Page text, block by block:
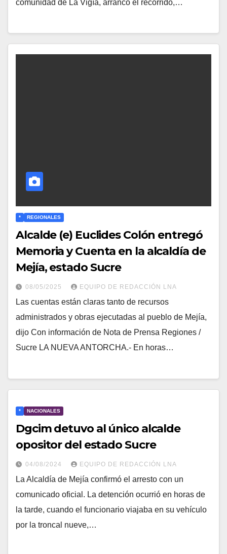
comunidad de La Vigía, arrancó el recorrido,…
* REGIONALES
Alcalde (e) Euclides Colón entregó
Memoria y Cuenta en la alcaldía de
Mejía, estado Sucre
08/05/2025 EQUIPO DE REDACCIÓN LNA
Las cuentas están claras tanto de recursos
administrados y obras ejecutadas al pueblo de Mejía,
dijo Con información de Nota de Prensa Regiones /
Sucre LA NUEVA ANTORCHA.- En horas…
* NACIONALES
Dgcim detuvo al único alcalde
opositor del estado Sucre
04/08/2024 EQUIPO DE REDACCIÓN LNA
La Alcaldía de Mejía confirmó el arresto con un
comunicado oficial. La detención ocurrió en horas de
la tarde, cuando el funcionario viajaba en su vehículo
por la troncal nueve,…